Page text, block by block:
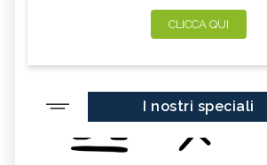
CLICCA QUI
I nostri speciali